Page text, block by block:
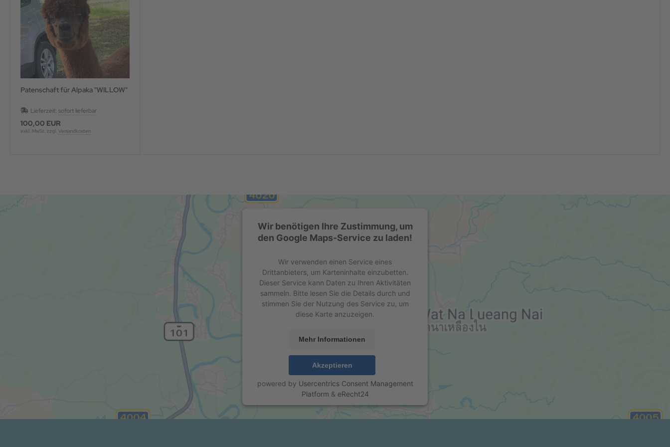
Patenschaft für Alpaka "WILLOW"
Lieferzeit: sofort lieferbar
100,00 EUR
exkl. MwSt. zzgl. Versandkosten
Wir benötigen Ihre Zustimmung, um
den Google Maps-Service zu laden!
Wir verwenden einen Service eines
Drittanbieters, um Karteninhalte einzubetten.
Dieser Service kann Daten zu Ihren Aktivitäten
sammeln. Bitte lesen Sie die Details durch und
stimmen Sie der Nutzung des Service zu, um
diese Karte anzuzeigen.
Mehr Informationen
Akzeptieren
powered by Usercentrics Consent Management
Platform & eRecht24